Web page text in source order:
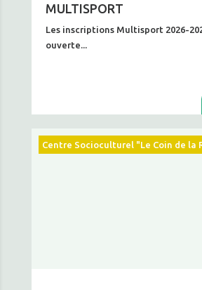
MULTISPORT
Les inscriptions Multisport 2026-
ouverte...
Centre Socioculturel "Le Coin de la